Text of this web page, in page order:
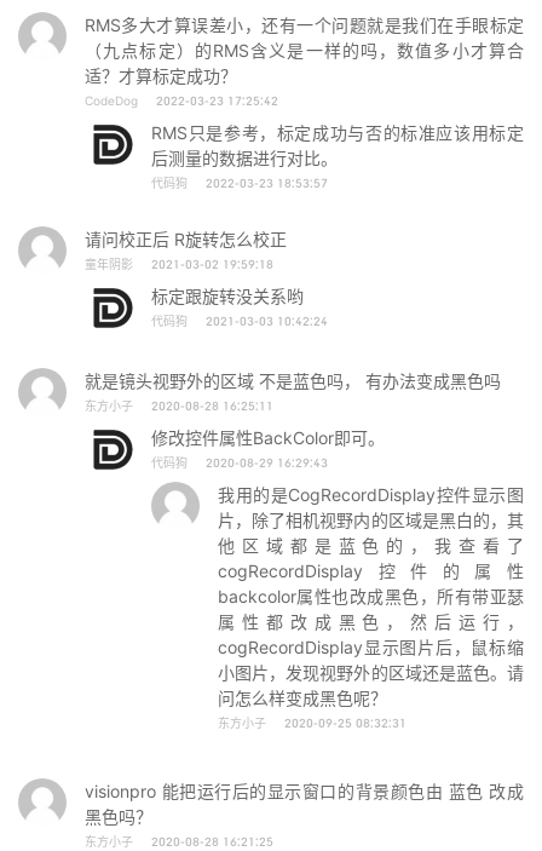
RMS多大才算误差小，还有一个问题就是我们在手眼标定
（九点标定）的RMS含义是一样的吗，数值多小才算合
适？才算标定成功？
CodeDog 2022-03-23 17:25:42
RMS只是参考，标定成功与否的标准应该用标定
后测量的数据进行对比。
代码狗 2022-03-23 18:53:57
请问校正后 R旋转怎么校正
童年阴影 2021-03-02 19:59:18
标定跟旋转没关系哟
代码狗 2021-03-03 10:42:24
就是镜头视野外的区域 不是蓝色吗， 有办法变成黑色吗
东方小子 2020-08-28 16:25:11
修改控件属性BackColor即可。
代码狗 2020-08-29 16:29:43
我用的是CogRecordDisplay控件显示图
片，除了相机视野内的区域是黑白的，其
他区域都是蓝色的，我查看了
cogRecordDisplay控件的属性
backcolor属性也改成黑色，所有带亚瑟
属性都改成黑色，然后运行，
cogRecordDisplay显示图片后，鼠标缩
小图片，发现视野外的区域还是蓝色。请
问怎么样变成黑色呢？
东方小子 2020-09-25 08:32:31
visionpro 能把运行后的显示窗口的背景颜色由 蓝色 改成
黑色吗？
东方小子 2020-08-28 16:21:25